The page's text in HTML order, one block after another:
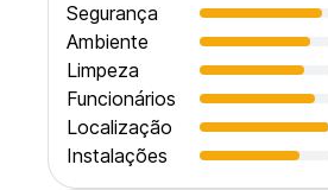
Segurança
Ambiente
Limpeza
Funcionários
Localização
Instalações